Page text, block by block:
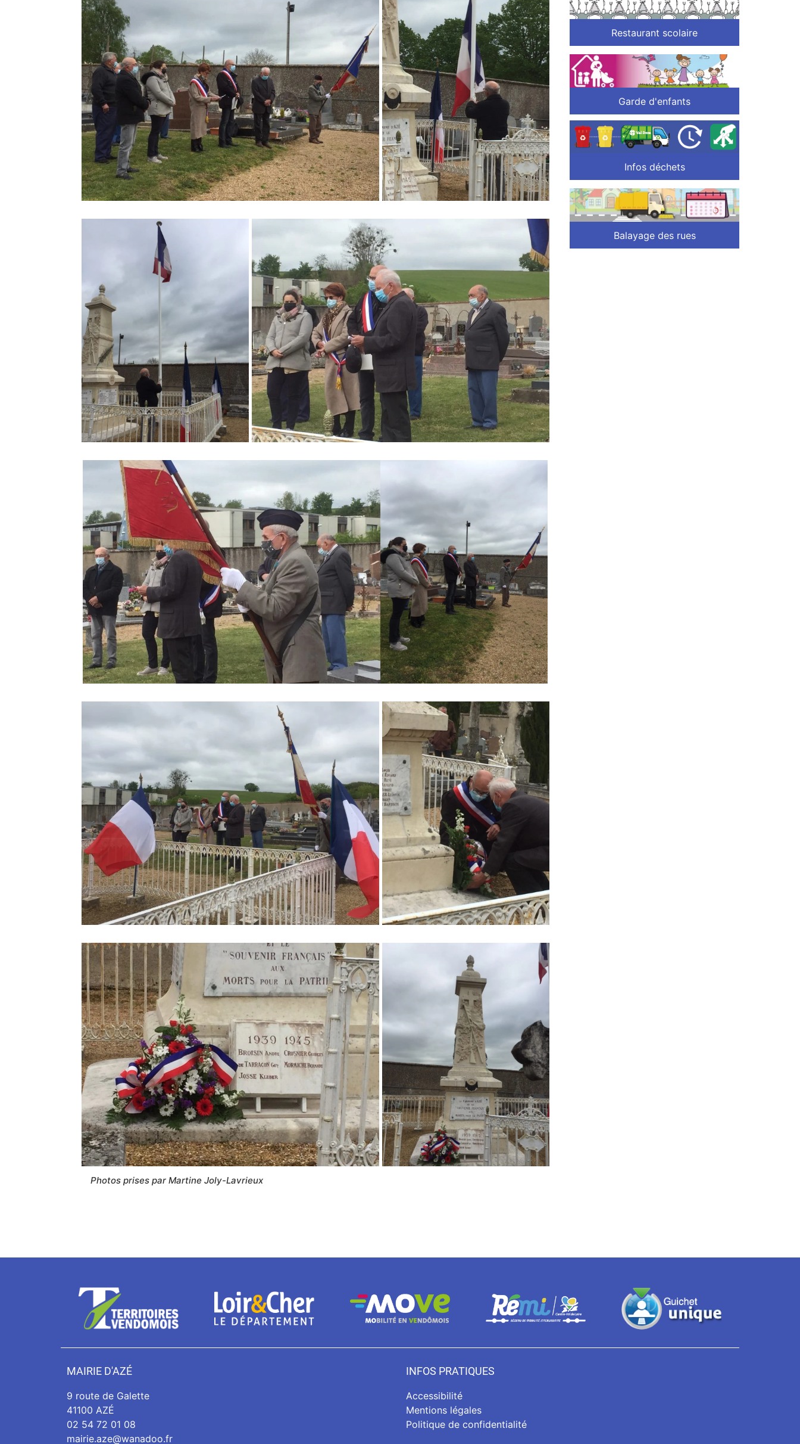
Photos prises par Martine Joly-Lavrieux
Restaurant scolaire
Garde d'enfants
Infos déchets
Balayage des rues
MAIRIE D'AZÉ
9 route de Galette
41100 AZÉ
02 54 72 01 08
mairie.aze@wanadoo.fr
INFOS PRATIQUES
Accessibilité
Mentions légales
Politique de confidentialité